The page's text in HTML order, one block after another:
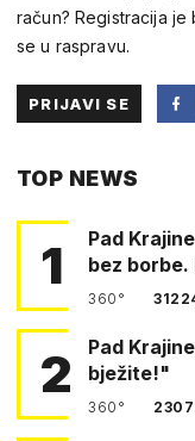
račun? Registracija
se u raspravu.
PRIJAVI SE
TOP NEWS
1
Pad
bez
360°
2
Pad
bježite!"
360°